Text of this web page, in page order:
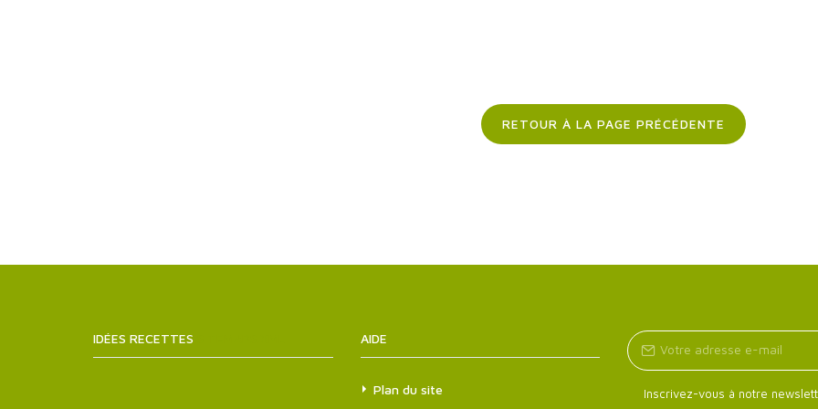
RETOUR À LA PAGE PRÉCÉDENTE
IDÉES RECETTES AIDE
Plan du site Inscrivez-vous à notre